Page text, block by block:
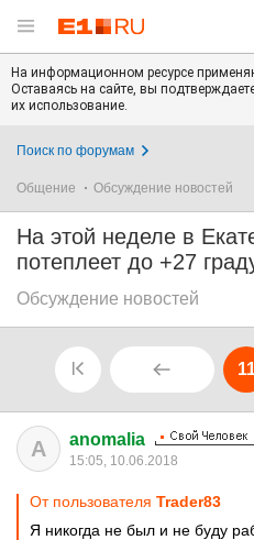
На информационном ресурсе
Оставаясь на сайте, вы
их использование.
Поиск по форумам
Общение Обсуждение новостей
На этой неделе в
потеплеет до +27
Обсуждение новостей
A anomalia
15:05, 10.06.2018
От пользователя Trader83
Я никогда не был и не буду